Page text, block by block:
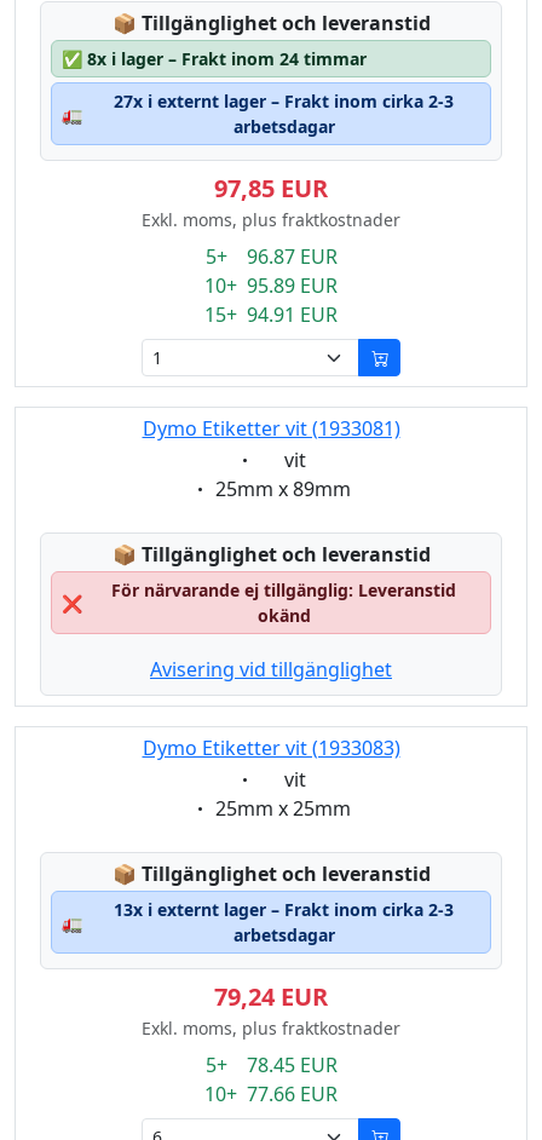
📦 Lagerstatus:
Tillgänglighet och leveranstid
✅ 8x i lager – Frakt inom 24 timmar
🚛
27x i externt lager – Frakt inom cirka 2-3
arbetsdagar
97,85 EUR
Exkl. moms, plus fraktkostnader
5+ 96.87 EUR
10+ 95.89 EUR
15+ 94.91 EUR
Dymo Etiketter vit (1933081)
Eigenschaft:
vit
Eigenschaft:
25mm x 89mm
📦 Lagerstatus:
Tillgänglighet och leveranstid
❌
För närvarande ej tillgänglig: Leveranstid
okänd
Avisering vid tillgänglighet
Dymo Etiketter vit (1933083)
Eigenschaft:
vit
Eigenschaft:
25mm x 25mm
📦 Lagerstatus:
Tillgänglighet och leveranstid
🚛
13x i externt lager – Frakt inom cirka 2-3
arbetsdagar
79,24 EUR
Exkl. moms, plus fraktkostnader
5+ 78.45 EUR
10+ 77.66 EUR